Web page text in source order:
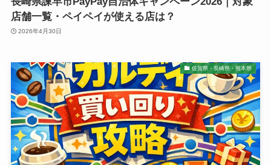
店舗一覧・ペイペイが使える店は？
2026年4月30日
佐賀県・長崎県・熊本県